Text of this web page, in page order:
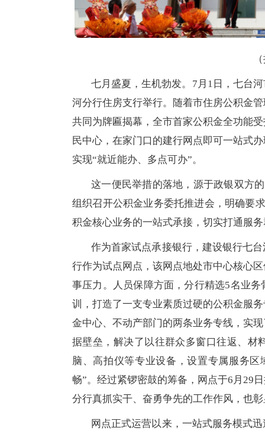
七月盛夏，生机勃发。7月1日，七台
河分行住房支行举行。随着市住房公积金
共同为牌匾揭幕，全市首家公积金全功能
民中心，在家门口的建行网点即可一站式
实现“就近能办、多点可办”。
这一便民举措的落地，源于政银双方
组织召开公积金业务委托推进会，明确要
积金核心业务的一站式承接，切实打通服
作为首家试点承接银行，建设银行七
行作为试点网点，该网点地处市中心核心
事压力。人员保障方面，分行精选5名业
训，打造了一支专业素质过硬的公积金服
金中心、不动产部门的两条业务专线，实
据壁垒，解决了以往群众多窗口往返、材
脑、高拍仪等专业设备，设置专属服务
畅”。经过紧锣密鼓的筹备，网点于6月29
分行真抓实干、奋勇争先的工作作风，也
网点正式运营以来，一站式服务模式